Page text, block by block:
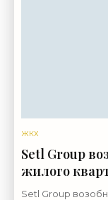
ЖКХ
Setl Group
жилого
«Свежие
Setl Group